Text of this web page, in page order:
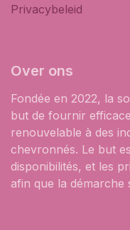
Privacybeleid
Over ons
Fondée en 2022, la
but de fournir
renouvelable à des
chevronnés. Le but
disponibilités, et les
afin que la démarche